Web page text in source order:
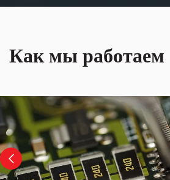
Как мы работаем